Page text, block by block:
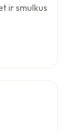
ir smulkus